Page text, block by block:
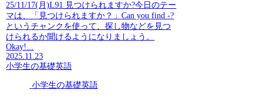
25/11/17(月)L91 見つけられますか?今日のテー
マは、「見つけられますか？」Can you find -?
というチャンクを使って、探し物などを見つ
けられるか聞けるようになりましょう。
Okay!...
2025.11.23
小学生の基礎英語
小学生の基礎英語